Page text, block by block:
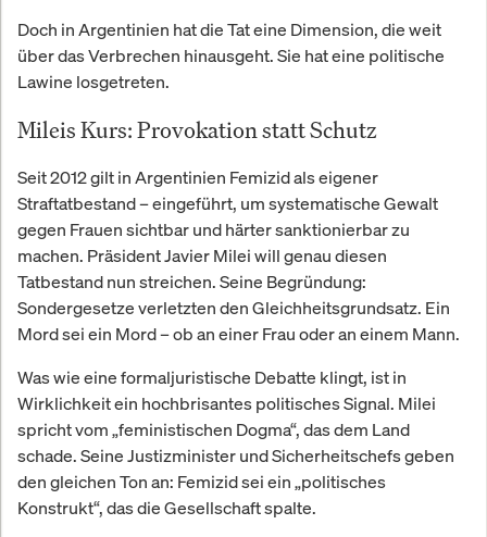
Doch in Argentinien hat die Tat eine Dimension, die weit
über das Verbrechen hinausgeht. Sie hat eine politische
Lawine losgetreten.
Mileis Kurs: Provokation statt Schutz
Seit 2012 gilt in Argentinien Femizid als eigener
Straftatbestand – eingeführt, um systematische Gewalt
gegen Frauen sichtbar und härter sanktionierbar zu
machen. Präsident Javier Milei will genau diesen
Tatbestand nun streichen. Seine Begründung:
Sondergesetze verletzten den Gleichheitsgrundsatz. Ein
Mord sei ein Mord – ob an einer Frau oder an einem Mann.
Was wie eine formaljuristische Debatte klingt, ist in
Wirklichkeit ein hochbrisantes politisches Signal. Milei
spricht vom „feministischen Dogma“, das dem Land
schade. Seine Justizminister und Sicherheitschefs geben
den gleichen Ton an: Femizid sei ein „politisches
Konstrukt“, das die Gesellschaft spalte.